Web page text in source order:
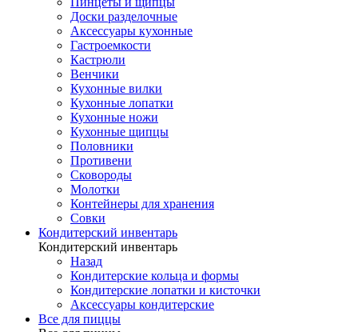
Доски разделочные
Аксессуары кухонные
Гастроемкости
Кастрюли
Венчики
Кухонные вилки
Кухонные лопатки
Кухонные ножи
Кухонные щипцы
Половники
Противени
Сковороды
Молотки
Контейнеры для хранения
Совки
Кондитерский инвентарь
Кондитерский инвентарь
Назад
Кондитерские кольца и формы
Кондитерские лопатки и кисточки
Аксессуары кондитерские
Все для пиццы